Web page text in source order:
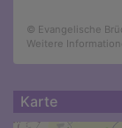
© Evangelische
Weitere
Karte